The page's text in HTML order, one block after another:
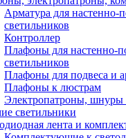
Арматура для настенно-
светильников
Контроллер
Плафоны для настенно-
светильников
Плафоны для подвеса и
Плафоны к люстрам
Электропатроны, шнуры
светильники
лента и